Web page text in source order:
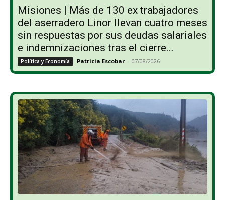
Misiones | Más de 130 ex trabajadores
del aserradero Linor llevan cuatro meses
sin respuestas por sus deudas salariales
e indemnizaciones tras el cierre...
Política y Economía Patricia Escobar - 07/08/2026